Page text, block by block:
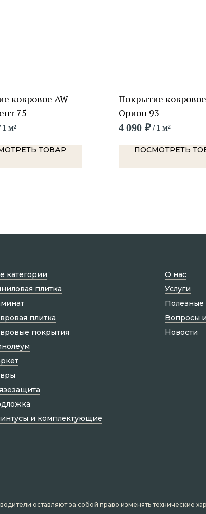
ковровое AW
75
1 м²
ТОВАР
Покрытие
Орион 93
4 090 ₽/ 1 м²
ПОСМОТРЕТЬ
О нас
Услуги
Полезные
Вопросы
Новости
оставляют за собой право изменять технические
категории
плитка
плитка
покрытия
и комплектующие